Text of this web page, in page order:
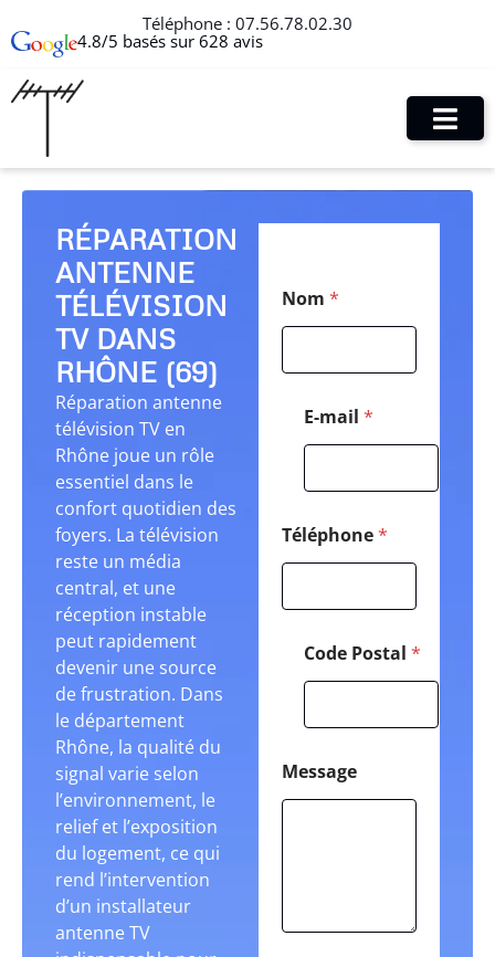
Téléphone : 07.56.78.02.30
4.8/5 basés sur 628 avis
RÉPARATION
ANTENNE
TÉLÉVISION
TV DANS
RHÔNE (69)
Réparation antenne
télévision TV en
Rhône joue un rôle
essentiel dans le
confort quotidien des
foyers. La télévision
reste un média
central, et une
réception instable
peut rapidement
devenir une source
de frustration. Dans
le département
Rhône, la qualité du
signal varie selon
l’environnement, le
relief et l’exposition
du logement, ce qui
rend l’intervention
d’un installateur
antenne TV
Nom *
E-mail *
Téléphone*
Code Postal *
Message